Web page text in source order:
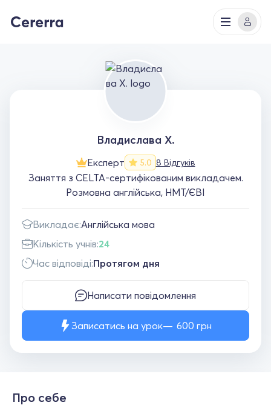
Владислава Х.
Експерт 5.0 8 Відгуків
Заняття з CELTA-сертифікованим викладачем.
Розмовна англійська, НМТ/ЄВІ
Викладає:Англійська мова
Кількість учнів:24
Час відповіді:Протягом дня
Написати повідомлення
Записатись на урок 600 грн
Про себе